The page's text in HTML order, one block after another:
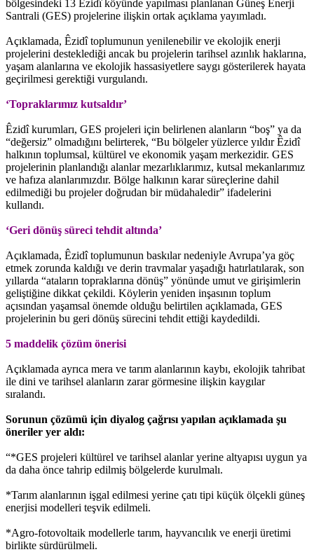
bölgesindeki 13 Êzidî köyünde yapılması planlanan Güneş Enerji
Santrali (GES) projelerine ilişkin ortak açıklama yayımladı.
Açıklamada, Êzidî toplumunun yenilenebilir ve ekolojik enerji
projelerini desteklediği ancak bu projelerin tarihsel azınlık haklarına,
yaşam alanlarına ve ekolojik hassasiyetlere saygı gösterilerek hayata
geçirilmesi gerektiği vurgulandı.
‘Topraklarımız kutsaldır’
Êzidî kurumları, GES projeleri için belirlenen alanların “boş” ya da
“değersiz” olmadığını belirterek, “Bu bölgeler yüzlerce yıldır Êzidî
halkının toplumsal, kültürel ve ekonomik yaşam merkezidir. GES
projelerinin planlandığı alanlar mezarlıklarımız, kutsal mekanlarımız
ve hafıza alanlarımızdır. Bölge halkının karar süreçlerine dahil
edilmediği bu projeler doğrudan bir müdahaledir” ifadelerini
kullandı.
‘Geri dönüş süreci tehdit altında’
Açıklamada, Êzidî toplumunun baskılar nedeniyle Avrupa’ya göç
etmek zorunda kaldığı ve derin travmalar yaşadığı hatırlatılarak, son
yıllarda “ataların topraklarına dönüş” yönünde umut ve girişimlerin
geliştiğine dikkat çekildi. Köylerin yeniden inşasının toplum
açısından yaşamsal önemde olduğu belirtilen açıklamada, GES
projelerinin bu geri dönüş sürecini tehdit ettiği kaydedildi.
5 maddelik çözüm önerisi
Açıklamada ayrıca mera ve tarım alanlarının kaybı, ekolojik tahribat
ile dini ve tarihsel alanların zarar görmesine ilişkin kaygılar
sıralandı.
Sorunun çözümü için diyalog çağrısı yapılan açıklamada şu
öneriler yer aldı:
“*GES projeleri kültürel ve tarihsel alanlar yerine altyapısı uygun ya
da daha önce tahrip edilmiş bölgelerde kurulmalı.
*Tarım alanlarının işgal edilmesi yerine çatı tipi küçük ölçekli güneş
enerjisi modelleri teşvik edilmeli.
*Agro-fotovoltaik modellerle tarım, hayvancılık ve enerji üretimi
birlikte sürdürülmeli.